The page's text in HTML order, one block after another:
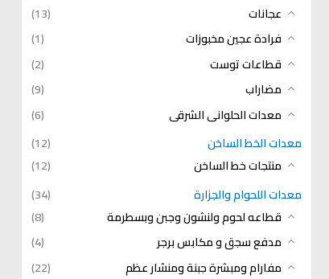
عجانات
(13)
فرادة عجين مخبوزات
(1)
قطاعات توست
(2)
مضاراب
(9)
معدات الحلوانى الشرقى
(6)
معدات الخط الساخن
(12)
منتجات خط الساخن
(12)
معدات اللحوام والجزارة
(34)
قطاعه لحوم ولنشون وجبن وبسطرمة
(8)
مدفع سجق و مكابس برجر
(4)
مفارام ومبشرة جبنة ومنشار عظم
(22)